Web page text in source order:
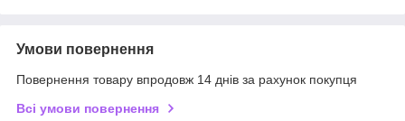
Умови повернення
Повернення товару впродовж 14 днів за рахунок покупця
Всі умови повернення